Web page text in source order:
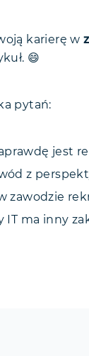
karierę w
😄
pytań:
jest
z
zawodzie
IT ma inny